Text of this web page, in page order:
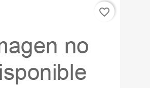
favorite_border